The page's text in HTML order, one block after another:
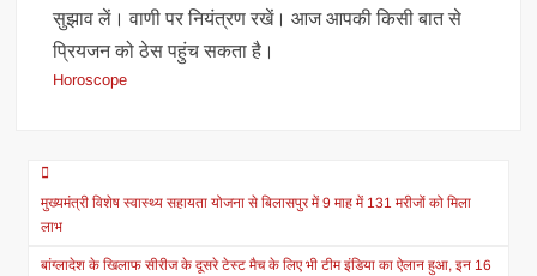
सुझाव लें। वाणी पर नियंत्रण रखें। आज आपकी किसी बात से
प्रियजन को ठेस पहुंच सकता है।
Horoscope
Post
navigation
मुख्यमंत्री विशेष स्वास्थ्य सहायता योजना से बिलासपुर में 9 माह में 131 मरीजों को मिला
लाभ
बांग्लादेश के खिलाफ सीरीज के दूसरे टेस्ट मैच के लिए भी टीम इंडिया का ऐलान हुआ, इन 16